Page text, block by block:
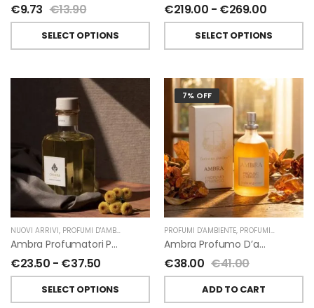
€9.73 €13.90
SELECT OPTIONS
€219.00 - €269.00
SELECT OPTIONS
NUOVI ARRIVI, PROFUMI D'AMBIENTE PROFUMATORI A BASTONCINI ,CHIARA FIRENZE
Ambra Profumatori Per Ambiente A Bastoncini Di Chiara Firenze
€23.50 - €37.50
SELECT OPTIONS
7% OFF
PROFUMI D'AMBIENTE, PROFUMI D'AMBIENTE FIORIRA' UN GIARDINO
Ambra Profumo D’ambiente Di Fiorirà Un Giardino
€38.00 €41.00
ADD TO CART